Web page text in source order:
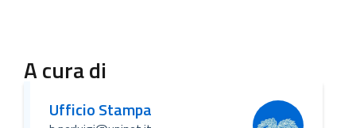
A cura di
Ufficio Stampa